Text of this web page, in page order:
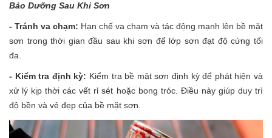
Bảo Dưỡng Sau Khi Sơn
- Tránh va chạm: Hạn chế va chạm và tác động mạnh lên bề mặt
sơn trong thời gian đầu sau khi sơn để lớp sơn đạt độ cứng tối
đa.
- Kiểm tra định kỳ: Kiểm tra bề mặt sơn định kỳ để phát hiện và
xử lý kịp thời các vết rỉ sét hoặc bong tróc. Điều này giúp duy trì
độ bền và vẻ đẹp của bề mặt sơn.